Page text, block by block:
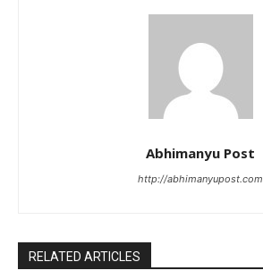
Abhimanyu Post
http://abhimanyupost.com
RELATED ARTICLES